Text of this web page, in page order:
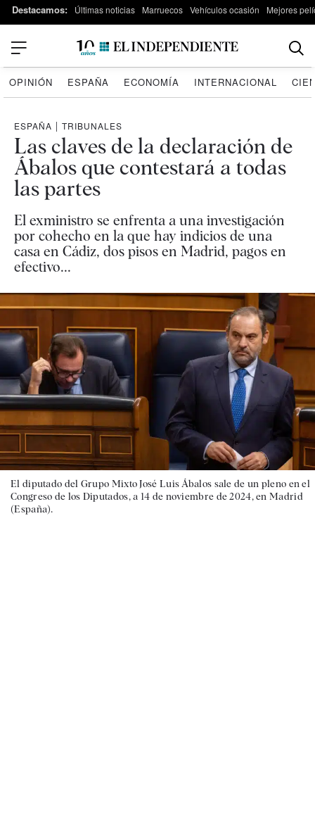
Destacamos: Últimas noticias Marruecos Vehículos ocasión Mejores
OPINIÓN ESPAÑA ECONOMÍA INTERNACIONAL
ESPAÑA | TRIBUNALES
Las claves de la declaración de
Ábalos que contestará a todas
las partes
El exministro se enfrenta a una investigación
por cohecho en la que hay indicios de una
casa en Cádiz, dos pisos en Madrid, pagos en
efectivo...
El diputado del Grupo Mixto José Luis Ábalos sale de un pleno en el
Congreso de los Diputados, a 14 de noviembre de 2024, en Madrid
(España).